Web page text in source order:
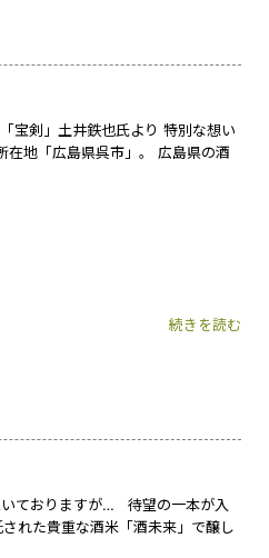
宝剣」土井鉄也氏より 特別な想い
地「広島県呉市」。 広島県の酒
続きを読む
いておりますが… 待望の一本が入
れた貴重な酒米「酒未来」で醸し